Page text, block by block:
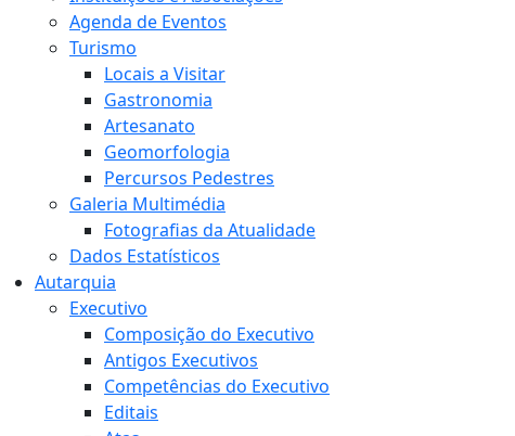
Agenda de Eventos
Turismo
Locais a Visitar
Gastronomia
Artesanato
Geomorfologia
Percursos Pedestres
Galeria Multimédia
Fotografias da Atualidade
Dados Estatísticos
Autarquia
Executivo
Composição do Executivo
Antigos Executivos
Competências do Executivo
Editais